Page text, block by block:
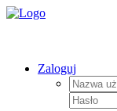
Zaloguj